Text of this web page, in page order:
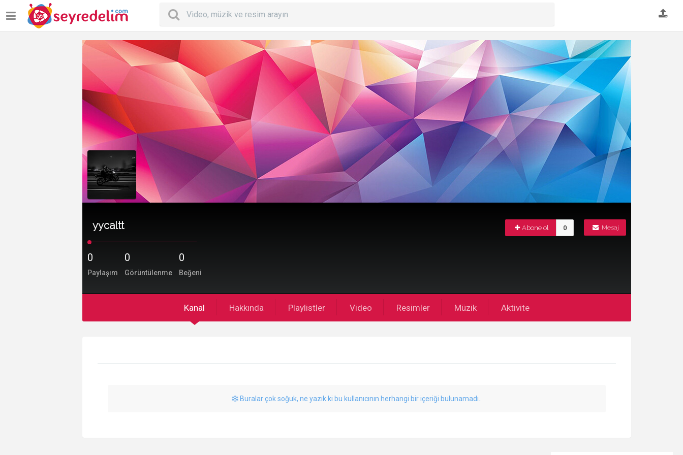
yycaltt Mesaj
Abone ol 0
0
Paylaşım
0
Görüntülenme
0
Beğeni
Kanal Hakkında Playlistler Video Resimler Müzik Aktivite
Buralar çok soğuk, ne yazık ki bu kullanıcının herhangi bir içeriği bulunamadı..